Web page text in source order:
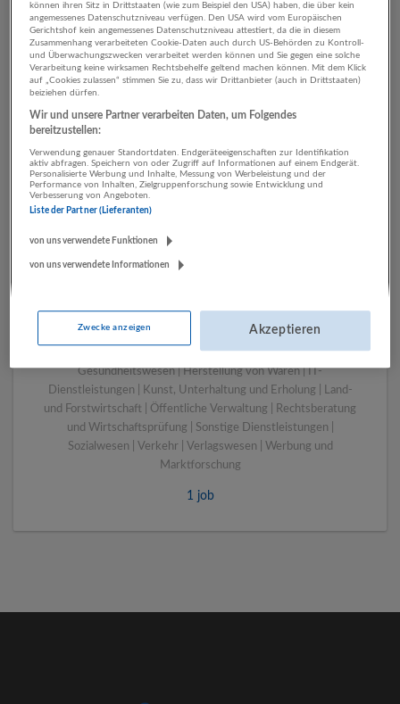
1 Technik, Ingenieurwesen
Herstellung von Waren
Unternehmen
Bergheim bei Salzburg
Bau | Beherbergung und Gastronomie | Einzelhandel |
Energieversorgung | Finanz- und Versicherungsleistungen |
Gesundheitswesen | Herstellung von Waren | IT-
Dienstleistungen | Kunst, Unterhaltung und Erholung | Land-
und Forstwirtschaft | Öffentliche Verwaltung | Rechtsberatung
und Wirtschaftsprüfung | Sonstige Dienstleistungen |
Sozialwesen | Verkehr | Verlagswesen | Werbung und
Marktforschung
1 job
können ihren Sitz in Drittstaaten (wie zum Beispiel den USA) haben, die über kein
angemessenes Datenschutzniveau verfügen. Den USA wird vom Europäischen
Gerichtshof kein angemessenes Datenschutzniveau attestiert, da die in diesem
Zusammenhang verarbeiteten Cookie-Daten auch durch US-Behörden zu Kontroll-
und Überwachungszwecken verarbeitet werden können und Sie gegen eine solche
Verarbeitung keine wirksamen Rechtsbehelfe geltend machen können. Mit dem Klick
auf „Cookies zulassen“ stimmen Sie zu, dass wir Drittanbieter (auch in Drittstaaten)
beiziehen dürfen.
Wir und unsere Partner verarbeiten Daten, um Folgendes
bereitzustellen:
Verwendung genauer Standortdaten. Endgeräteeigenschaften zur Identifikation
aktiv abfragen. Speichern von oder Zugriff auf Informationen auf einem Endgerät.
Personalisierte Werbung und Inhalte, Messung von Werbeleistung und der
Performance von Inhalten, Zielgruppenforschung sowie Entwicklung und
Verbesserung von Angeboten.
Liste der Partner (Lieferanten)
von uns verwendete Funktionen
von uns verwendete Informationen
Zwecke anzeigen Akzeptieren